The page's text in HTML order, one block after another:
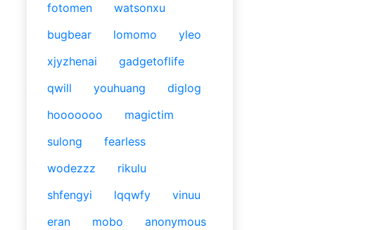
fotomen
watsonxu
bugbear
lomomo
yleo
xjyzhenai
gadgetoflife
qwill
youhuang
diglog
hooooooo
magictim
sulong
fearless
wodezzz
rikulu
shfengyi
lqqwfy
vinuu
eran
mobo
anonymous